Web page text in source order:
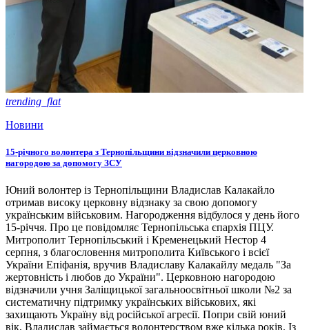
trending_flat
Новини
15-річного волонтера з Тернопільщини відзначили церковною
нагородою за допомогу ЗСУ
Юний волонтер із Тернопільщини Владислав Калакайло
отримав високу церковну відзнаку за свою допомогу
українським військовим. Нагородження відбулося у день його
15-річчя. Про це повідомляє Тернопільська єпархія ПЦУ.
Митрополит Тернопільський і Кременецький Нестор 4
серпня, з благословення митрополита Київського і всієї
України Епіфанія, вручив Владиславу Калакайлу медаль "За
жертовність і любов до України". Церковною нагородою
відзначили учня Заліщицької загальноосвітньої школи №2 за
систематичну підтримку українських військових, які
захищають Україну від російської агресії. Попри свій юний
вік, Владислав займається волонтерством вже кілька років. Із